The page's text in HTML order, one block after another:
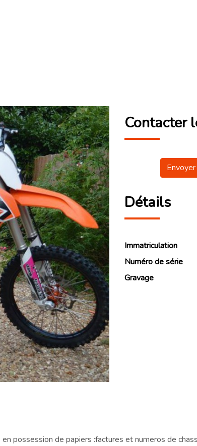
Contacter
Détails
Immatriculation
Numéro de série
Gravage
possession de papiers :factures et numeros de